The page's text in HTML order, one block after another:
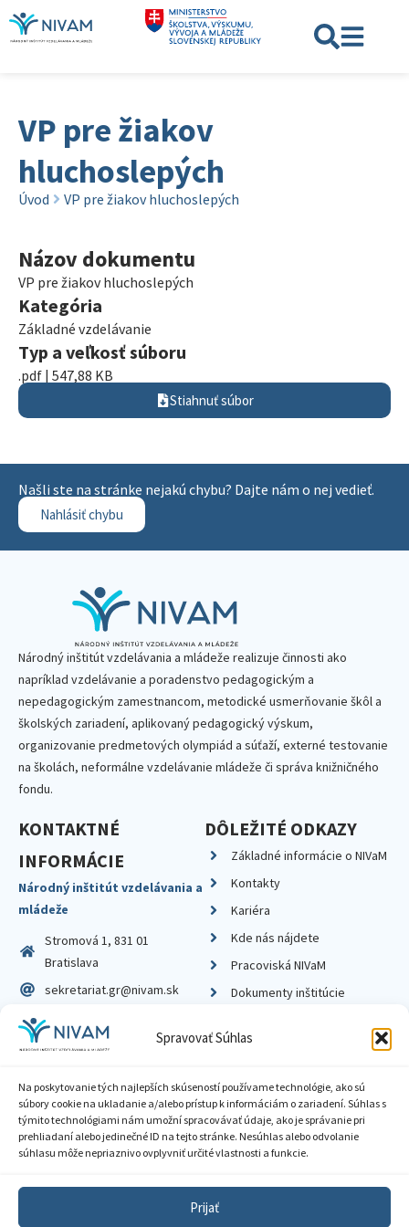
Spravovať Súhlas
Na poskytovanie tých najlepších skúseností používame technológie, ako sú
súbory cookie na ukladanie a/alebo prístup k informáciám o zariadení. Súhlas s
týmito technológiami nám umožní spracovávať údaje, ako je správanie pri
prehliadaní alebo jedinečné ID na tejto stránke. Nesúhlas alebo odvolanie
súhlasu môže nepriaznivo ovplyvniť určité vlastnosti a funkcie.
Prijať
VP pre žiakov
hluchoslepých
Úvod VP pre žiakov hluchoslepých
Názov dokumentu
VP pre žiakov hluchoslepých
Kategória
Základné vzdelávanie
Typ a veľkosť súboru
.pdf | 547,88 KB
Stiahnuť súbor
Našli ste na stránke nejakú chybu? Dajte nám o nej vedieť.
Nahlásiť chybu
Národný inštitút vzdelávania a mládeže realizuje činnosti ako
napríklad vzdelávanie a poradenstvo pedagogickým a
nepedagogickým zamestnancom, metodické usmerňovanie škôl a
školských zariadení, aplikovaný pedagogický výskum,
organizovanie predmetových olympiád a súťaží, externé testovanie
na školách, neformálne vzdelávanie mládeže či správa knižničného
fondu.
KONTAKTNÉ
INFORMÁCIE
Národný inštitút vzdelávania a
mládeže
Stromová 1, 831 01
Bratislava
sekretariat.gr@nivam.sk
IČO: 00164348
DIČ: 2020798714
DÔLEŽITÉ ODKAZY
Základné informácie o NIVaM
Kontakty
Kariéra
Kde nás nájdete
Pracoviská NIVaM
Dokumenty inštitúcie
Zásady ochrany súkromia
Sprístupnenie informácií